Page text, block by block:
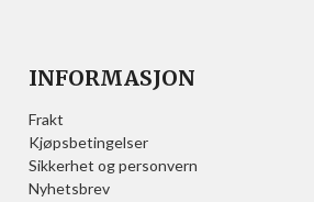
INFORMASJON
Frakt
Kjøpsbetingelser
Sikkerhet og personvern
Nyhetsbrev